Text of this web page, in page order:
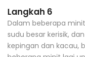
Langkah 6
Dalam beberapa
sudu besar kerisik,
kepingan dan kacau,
beberapa minit lagi